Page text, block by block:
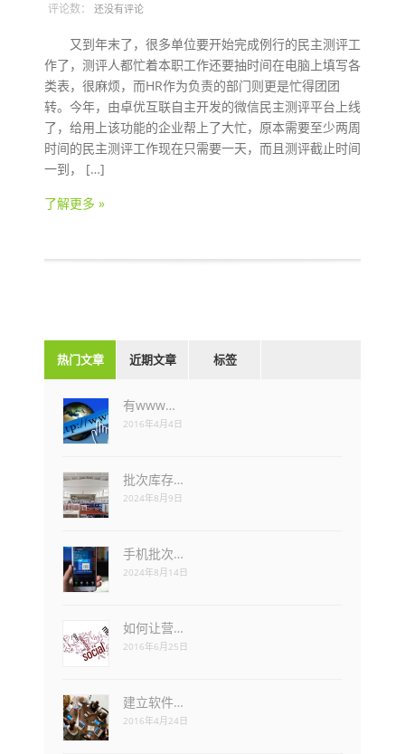
评论数： 还没有评论
又到年末了，很多单位要开始完成例行的民主测评工
作了，测评人都忙着本职工作还要抽时间在电脑上填写各
类表，很麻烦，而HR作为负责的部门则更是忙得团团
转。今年，由卓优互联自主开发的微信民主测评平台上线
了，给用上该功能的企业帮上了大忙，原本需要至少两周
时间的民主测评工作现在只需要一天，而且测评截止时间
一到， […]
了解更多 »
热门文章 近期文章 标签
有www…
2016年4月4日
批次库存…
2024年8月9日
手机批次…
2024年8月14日
如何让营…
2016年6月25日
建立软件…
2016年4月24日